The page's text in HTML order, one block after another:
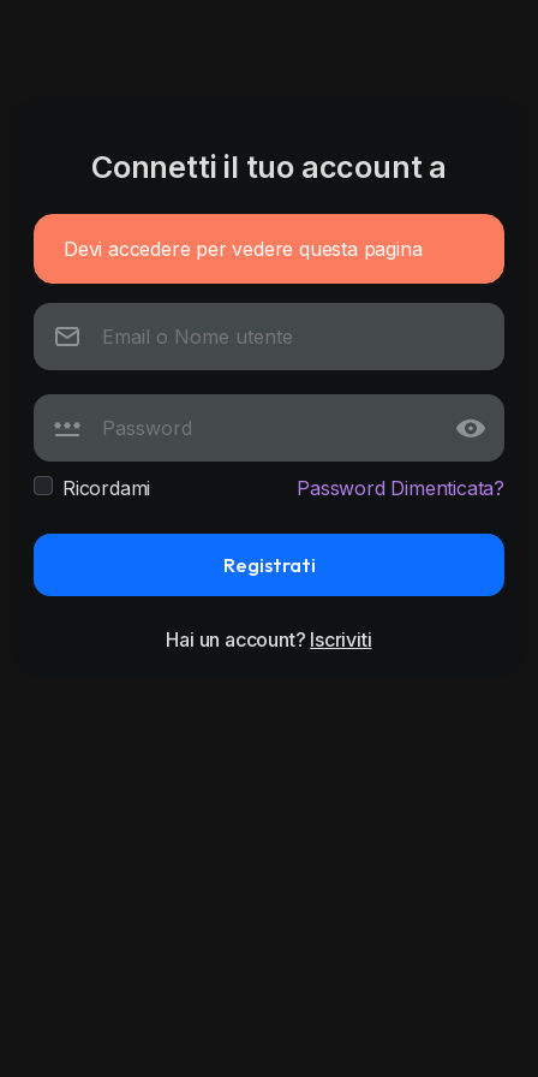
Connetti il tuo account a
Devi accedere per vedere questa pagina
Ricordami Password Dimenticata?
Registrati
Hai un account? Iscriviti